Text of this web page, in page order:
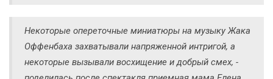
Некоторые опереточные миниатюры на музыку Жака
Оффенбаха захватывали напряженной интригой, а
некоторые вызывали восхищение и добрый смех, -